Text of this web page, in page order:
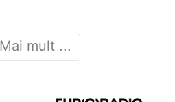
Mai mult ...